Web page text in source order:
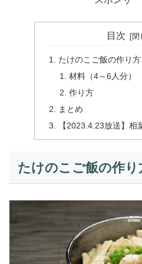
目次
たけのこご飯の作り方
材料（4～6人分）
作り方
まとめ
【2023.4.23放送】
たけのこご飯の作り